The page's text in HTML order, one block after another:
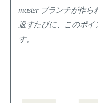
master ブランチが作
返すたびに、このポイ
す。